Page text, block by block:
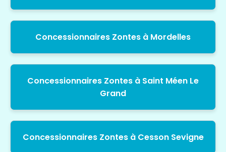
Concessionnaires Zontes à Mordelles
Concessionnaires Zontes à Saint Méen Le
Grand
Concessionnaires Zontes à Cesson Sevigne